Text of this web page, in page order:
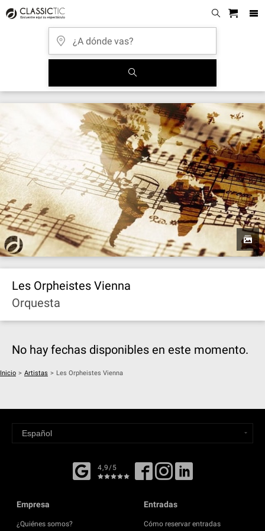
Les Orpheistes Vienna
Orquesta
No hay fechas disponibles en este momento.
Inicio > Artistas > Les Orpheistes Vienna
4,9/5
Empresa
¿Quiénes somos?
Entradas
Cómo reservar entradas